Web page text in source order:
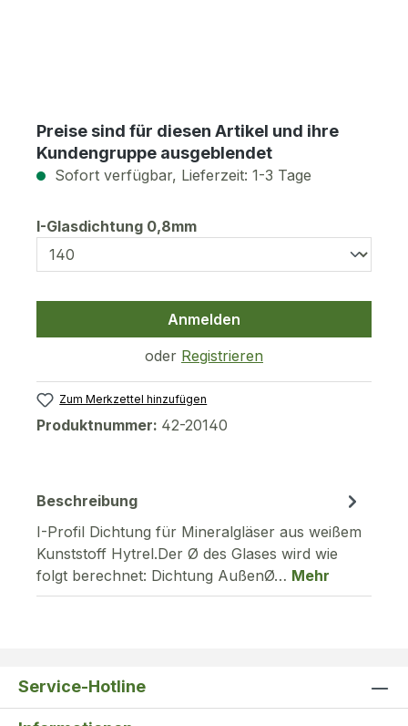
Preise sind für diesen Artikel und ihre
Kundengruppe ausgeblendet
Sofort verfügbar, Lieferzeit: 1-3 Tage
I-Glasdichtung 0,8mmauswählen
Anmelden
oder Registrieren
Zum Merkzettel hinzufügen
Produktnummer: 42-20140
Beschreibung
I-Profil Dichtung für Mineralgläser aus weißem
Kunststoff Hytrel.Der Ø des Glases wird wie
folgt berechnet: Dichtung AußenØ… Mehr
Service-Hotline